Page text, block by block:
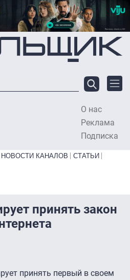
О нас
Реклама
Подписка
НОВОСТИ КАНАЛОВ
СТАТЬИ
принять закон
принять первый в своем